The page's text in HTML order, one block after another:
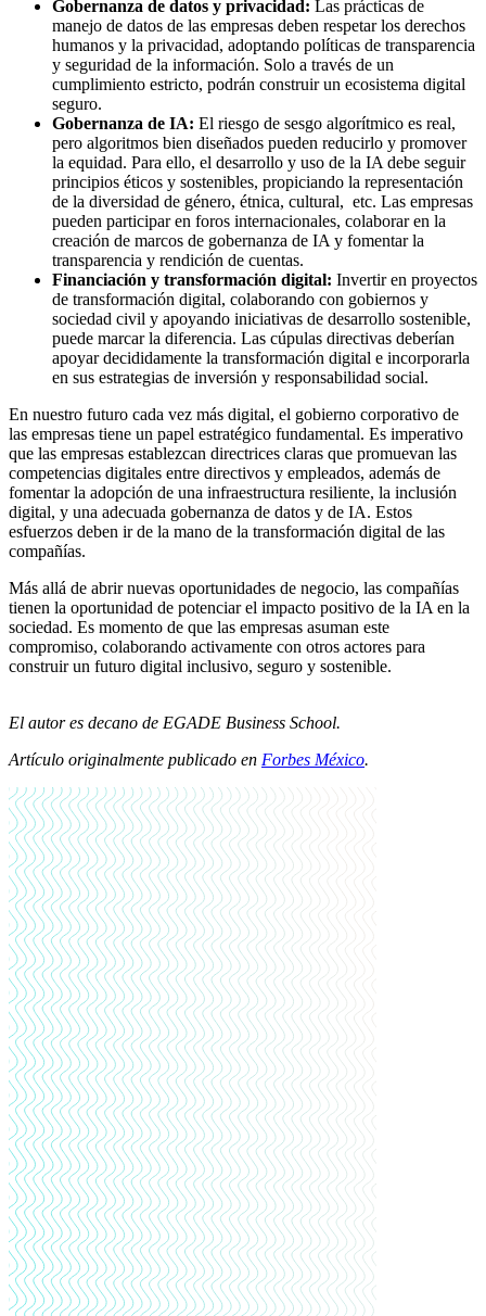
Gobernanza de datos y privacidad: Las prácticas de
manejo de datos de las empresas deben respetar los derechos
humanos y la privacidad, adoptando políticas de transparencia
y seguridad de la información. Solo a través de un
cumplimiento estricto, podrán construir un ecosistema digital
seguro.
Gobernanza de IA: El riesgo de sesgo algorítmico es real,
pero algoritmos bien diseñados pueden reducirlo y promover
la equidad. Para ello, el desarrollo y uso de la IA debe seguir
principios éticos y sostenibles, propiciando la representación
de la diversidad de género, étnica, cultural, etc. Las empresas
pueden participar en foros internacionales, colaborar en la
creación de marcos de gobernanza de IA y fomentar la
transparencia y rendición de cuentas.
Financiación y transformación digital: Invertir en proyectos
de transformación digital, colaborando con gobiernos y
sociedad civil y apoyando iniciativas de desarrollo sostenible,
puede marcar la diferencia. Las cúpulas directivas deberían
apoyar decididamente la transformación digital e incorporarla
en sus estrategias de inversión y responsabilidad social.
En nuestro futuro cada vez más digital, el gobierno corporativo de
las empresas tiene un papel estratégico fundamental. Es imperativo
que las empresas establezcan directrices claras que promuevan las
competencias digitales entre directivos y empleados, además de
fomentar la adopción de una infraestructura resiliente, la inclusión
digital, y una adecuada gobernanza de datos y de IA. Estos
esfuerzos deben ir de la mano de la transformación digital de las
compañías.
Más allá de abrir nuevas oportunidades de negocio, las compañías
tienen la oportunidad de potenciar el impacto positivo de la IA en la
sociedad. Es momento de que las empresas asuman este
compromiso, colaborando activamente con otros actores para
construir un futuro digital inclusivo, seguro y sostenible.
El autor es decano de EGADE Business School.
Artículo originalmente publicado en Forbes México.